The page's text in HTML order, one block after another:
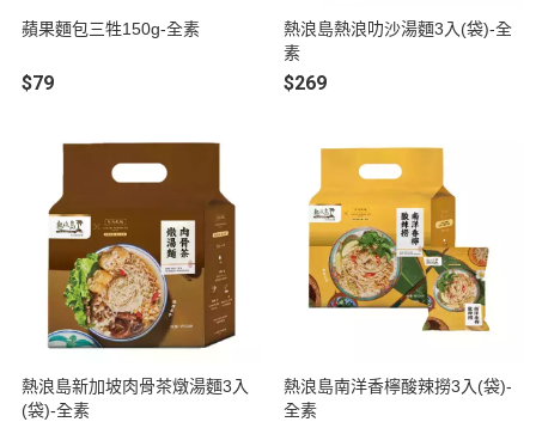
蘋果麵包三牲150g-全素
$79
熱浪島熱浪叻沙湯麵3入(袋)-全
素
$269
熱浪島新加坡肉骨茶燉湯麵3入
(袋)-全素
熱浪島南洋香檸酸辣撈3入(袋)-
全素